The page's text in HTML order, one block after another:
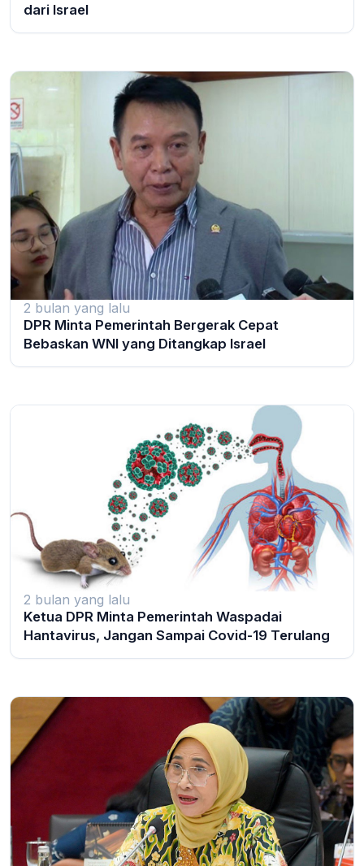
dari Israel
2 bulan yang lalu
DPR Minta Pemerintah Bergerak Cepat
Bebaskan WNI yang Ditangkap Israel
2 bulan yang lalu
Ketua DPR Minta Pemerintah Waspadai
Hantavirus, Jangan Sampai Covid-19 Terulang